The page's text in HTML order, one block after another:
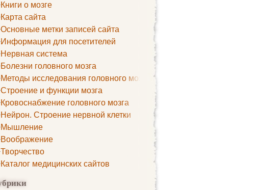
Книги о мозге
Карта сайта
Основные метки записей сайта
Информация для посетителей
Нервная система
Болезни головного мозга
Методы исследования головного мозга
Строение и функции мозга
Кровоснабжение головного мозга
Нейрон. Строение нервной клетки
Мышление
Воображение
Творчество
Каталог медицинских сайтов